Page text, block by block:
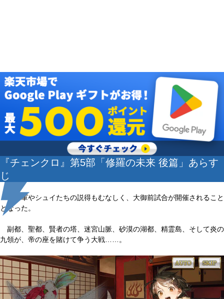
『チェンクロ』第5部「修羅の未来 後篇」あらす
じ
義勇軍やシュイたちの説得もむなしく、大御前試合が開催されること
となった。
副都、聖都、賢者の塔、迷宮山脈、砂漠の湖都、精霊島、そして炎の
九領が、帝の座を賭けて争う大戦……。